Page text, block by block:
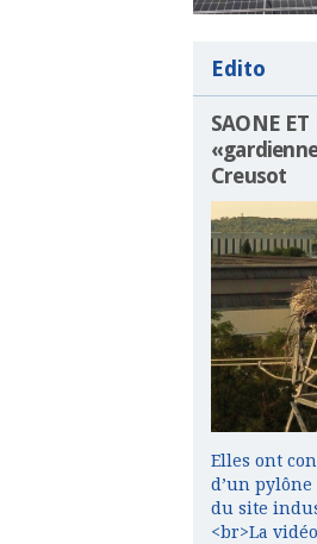
Edito
SAONE
Creusot
Elles ont
d’un
du site
<br>La